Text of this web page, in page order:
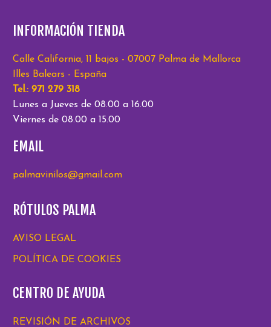
INFORMACIÓN TIENDA
Calle California, 11 bajos - 07007 Palma de Mallorca
Illes Balears - España
Tel.: 971 279 318
Lunes a Jueves de 08.00 a 16.00
Viernes de 08.00 a 15.00
EMAIL
palmavinilos@gmail.com
RÓTULOS PALMA
AVISO LEGAL
POLÍTICA DE COOKIES
CENTRO DE AYUDA
REVISIÓN DE ARCHIVOS